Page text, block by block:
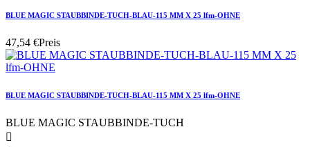
BLUE MAGIC STAUBBINDE-TUCH-BLAU-115 MM X 25 lfm-OHNE
47,54 €Preis
BLUE MAGIC STAUBBINDE-TUCH-BLAU-115 MM X 25 lfm-OHNE
BLUE MAGIC STAUBBINDE-TUCH
